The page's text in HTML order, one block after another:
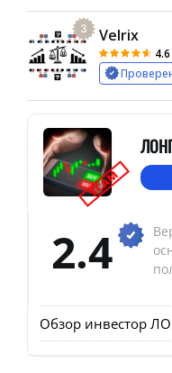
3 Velrix
4.6
SCAM
2.4
Обзор инвестор